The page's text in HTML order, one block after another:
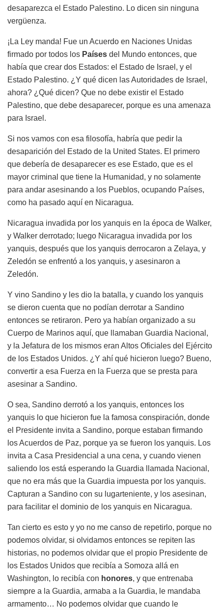
desaparezca el Estado Palestino. Lo dicen sin ninguna
vergüenza.
¡La Ley manda! Fue un Acuerdo en Naciones Unidas
firmado por todos los Países del Mundo entonces, que
había que crear dos Estados: el Estado de Israel, y el
Estado Palestino. ¿Y qué dicen las Autoridades de Israel,
ahora? ¿Qué dicen? Que no debe existir el Estado
Palestino, que debe desaparecer, porque es una amenaza
para Israel.
Si nos vamos con esa filosofía, habría que pedir la
desaparición del Estado de la United States. El primero
que debería de desaparecer es ese Estado, que es el
mayor criminal que tiene la Humanidad, y no solamente
para andar asesinando a los Pueblos, ocupando Países,
como ha pasado aquí en Nicaragua.
Nicaragua invadida por los yanquis en la época de Walker,
y Walker derrotado; luego Nicaragua invadida por los
yanquis, después que los yanquis derrocaron a Zelaya, y
Zeledón se enfrentó a los yanquis, y asesinaron a
Zeledón.
Y vino Sandino y les dio la batalla, y cuando los yanquis
se dieron cuenta que no podían derrotar a Sandino
entonces se retiraron. Pero ya habían organizado a su
Cuerpo de Marinos aquí, que llamaban Guardia Nacional,
y la Jefatura de los mismos eran Altos Oficiales del Ejército
de los Estados Unidos. ¿Y ahí qué hicieron luego? Bueno,
convertir a esa Fuerza en la Fuerza que se presta para
asesinar a Sandino.
O sea, Sandino derrotó a los yanquis, entonces los
yanquis lo que hicieron fue la famosa conspiración, donde
el Presidente invita a Sandino, porque estaban firmando
los Acuerdos de Paz, porque ya se fueron los yanquis. Los
invita a Casa Presidencial a una cena, y cuando vienen
saliendo los está esperando la Guardia llamada Nacional,
que no era más que la Guardia impuesta por los yanquis.
Capturan a Sandino con su lugarteniente, y los asesinan,
para facilitar el dominio de los yanquis en Nicaragua.
Tan cierto es esto y yo no me canso de repetirlo, porque no
podemos olvidar, si olvidamos entonces se repiten las
historias, no podemos olvidar que el propio Presidente de
los Estados Unidos que recibía a Somoza allá en
Washington, lo recibía con honores, y que entrenaba
siempre a la Guardia, armaba a la Guardia, le mandaba
armamento… No podemos olvidar que cuando le